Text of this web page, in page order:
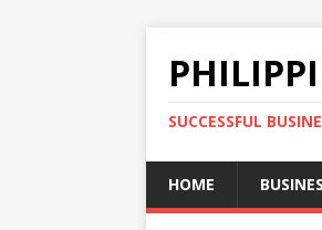
SUCCESSFUL
HOME